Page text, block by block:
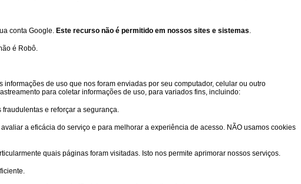
conta Google. Este recurso não é permitido em nossos sites e sistemas.
é Robô.
de uso que nos foram enviadas por seu computador, celular ou outro
para coletar informações de uso, para variados fins, incluindo:
e reforçar a segurança.
a eficácia do serviço e para melhorar a experiência de acesso. NÃO usamos cookies
quais páginas foram visitadas. Isto nos permite aprimorar nossos serviços.